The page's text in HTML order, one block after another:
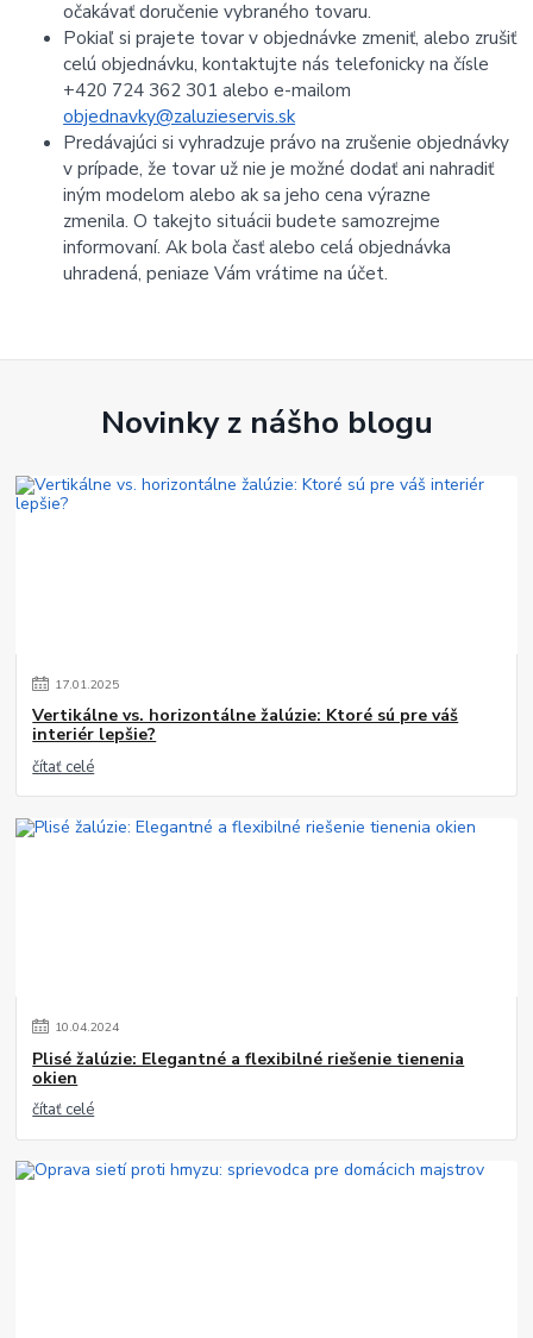
očakávať doručenie vybraného tovaru.
Pokiaľ si prajete tovar v objednávke zmeniť, alebo zrušiť
celú objednávku, kontaktujte nás telefonicky na čísle
+420 724 362 301 alebo e-mailom
objednavky@zaluzieservis.sk
Predávajúci si vyhradzuje právo na zrušenie objednávky
v prípade, že tovar už nie je možné dodať ani nahradiť
iným modelom alebo ak sa jeho cena výrazne
zmenila.O takejto situácii budete samozrejme
informovaní.Ak bola časť alebo celá objednávka
uhradená, peniaze Vám vrátime na účet.
Novinky z nášho blogu
17.01.2025
Vertikálne vs. horizontálne žalúzie: Ktoré sú pre váš
interiér lepšie?
čítať celé
10.04.2024
Plisé žalúzie: Elegantné a flexibilné riešenie tienenia
okien
čítať celé